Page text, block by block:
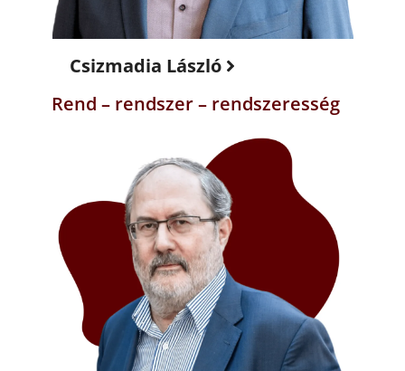
Csizmadia László
Rend – rendszer – rendszeresség